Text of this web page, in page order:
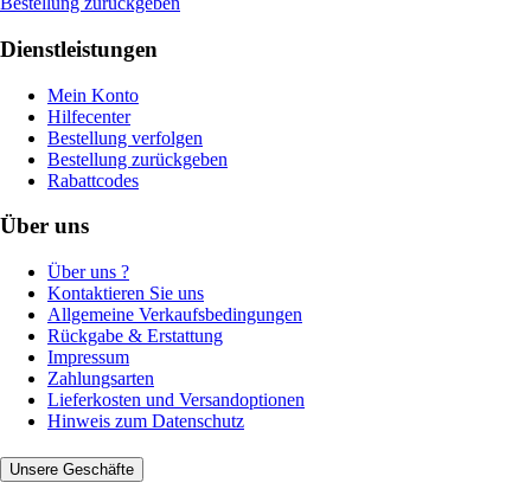
Dienstleistungen
Mein Konto
Hilfecenter
Bestellung verfolgen
Bestellung zurückgeben
Rabattcodes
Über uns
Über uns ?
Kontaktieren Sie uns
Allgemeine Verkaufsbedingungen
Rückgabe & Erstattung
Impressum
Zahlungsarten
Lieferkosten und Versandoptionen
Hinweis zum Datenschutz
Unsere Geschäfte